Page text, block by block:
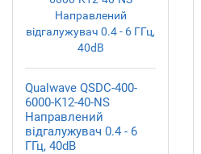
Qualwave QSDC-400-
6000-K12-40-NS
Направлений
відгалужувач 0.4 - 6
ГГц, 40dB